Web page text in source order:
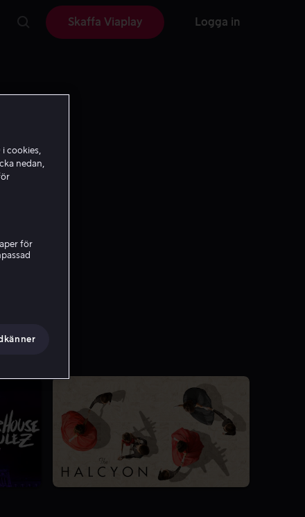
Skaffa Viaplay Logga in
7.4 1 Säsong
cookies,
nedan,
för